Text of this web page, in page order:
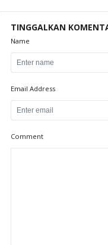
TINGGALKAN
Name
Email Address
Comment